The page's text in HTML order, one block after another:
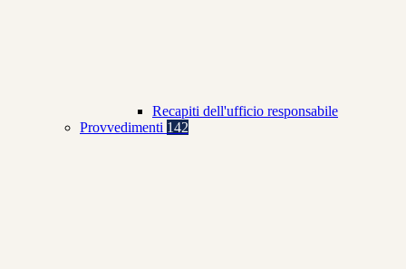
Recapiti dell'ufficio responsabile
Provvedimenti 142